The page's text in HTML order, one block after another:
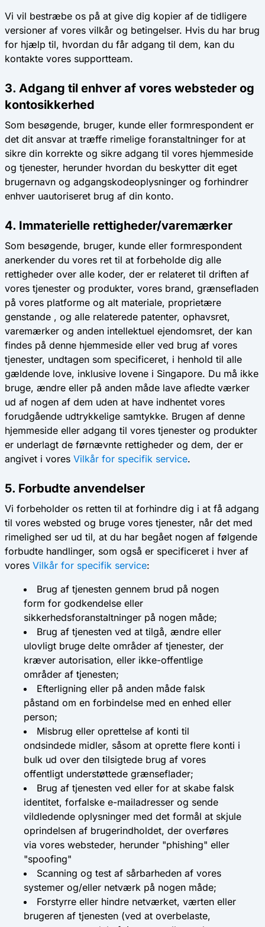
Vi vil bestræbe os på at give dig kopier af de tidligere
versioner af vores vilkår og betingelser. Hvis du har brug
for hjælp til, hvordan du får adgang til dem, kan du
kontakte vores supportteam.
3. Adgang til enhver af vores websteder og
kontosikkerhed
Som besøgende, bruger, kunde eller formrespondent er
det dit ansvar at træffe rimelige foranstaltninger for at
sikre din korrekte og sikre adgang til vores hjemmeside
og tjenester, herunder hvordan du beskytter dit eget
brugernavn og adgangskodeoplysninger og forhindrer
enhver uautoriseret brug af din konto.
4. Immaterielle rettigheder/varemærker
Som besøgende, bruger, kunde eller formrespondent
anerkender du vores ret til at forbeholde dig alle
rettigheder over alle koder, der er relateret til driften af ​​
vores tjenester og produkter, vores brand, grænsefladen
på vores platforme og alt materiale, proprietære
genstande , og alle relaterede patenter, ophavsret,
varemærker og anden intellektuel ejendomsret, der kan
findes på denne hjemmeside eller ved brug af vores
tjenester, undtagen som specificeret, i henhold til alle
gældende love, inklusive lovene i Singapore. Du må ikke
bruge, ændre eller på anden måde lave afledte værker
ud af nogen af ​​dem uden at have indhentet vores
forudgående udtrykkelige samtykke. Brugen af ​​denne
hjemmeside eller adgang til vores tjenester og produkter
er underlagt de førnævnte rettigheder og dem, der er
angivet i vores Vilkår for specifik service.
5. Forbudte anvendelser
Vi forbeholder os retten til at forhindre dig i at få adgang
til vores websted og bruge vores tjenester, når det med
rimelighed ser ud til, at du har begået nogen af ​​følgende
forbudte handlinger, som også er specificeret i hver af
vores Vilkår for specifik service:
Brug af tjenesten gennem brud på nogen
form for godkendelse eller
sikkerhedsforanstaltninger på nogen måde;
Brug af tjenesten ved at tilgå, ændre eller
ulovligt bruge delte områder af tjenester, der
kræver autorisation, eller ikke-offentlige
områder af tjenesten;
Efterligning eller på anden måde falsk
påstand om en forbindelse med en enhed eller
person;
Misbrug eller oprettelse af konti til
ondsindede midler, såsom at oprette flere konti i
bulk ud over den tilsigtede brug af vores
offentligt understøttede grænseflader;
Brug af tjenesten ved eller for at skabe falsk
identitet, forfalske e-mailadresser og sende
vildledende oplysninger med det formål at skjule
oprindelsen af ​​brugerindholdet, der overføres
via vores websteder, herunder "phishing" eller
"spoofing"
Scanning og test af sårbarheden af ​​vores
systemer og/eller netværk på nogen måde;
Forstyrre eller hindre netværket, værten eller
brugeren af ​​tjenesten (ved at overbelaste,